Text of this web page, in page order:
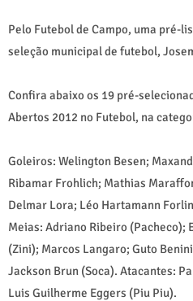
Pelo Futebol de Campo, uma pré-
seleção municipal de futebol,
Confira abaixo os 19 pré-
Abertos 2012 no Futebol, na
Goleiros: Welington Besen;
Ribamar Frohlich; Mathias
Delmar Lora; Léo Hartamann
Meias: Adriano Ribeiro (Pacheco);
(Zini); Marcos Langaro; Guto
Jackson Brun (Soca). Atacantes:
Luis Guilherme Eggers (Piu Piu).